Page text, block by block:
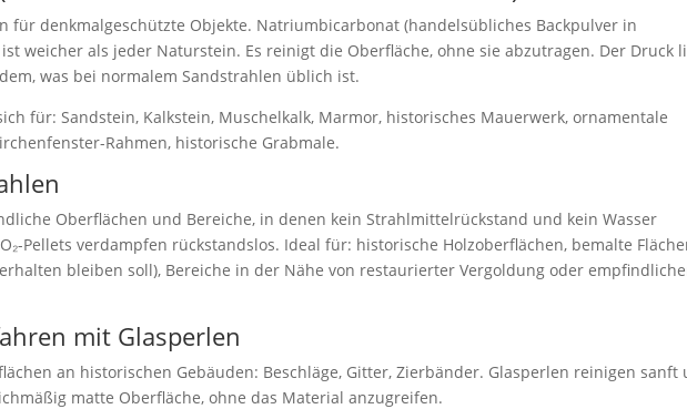
für denkmalgeschützte Objekte. Natriumbicarbonat (handelsübliches Backpulver in
weicher als jeder Naturstein. Es reinigt die Oberfläche, ohne sie abzutragen. Der Druck
was bei normalem Sandstrahlen üblich ist.
für: Sandstein, Kalkstein, Muschelkalk, Marmor, historisches Mauerwerk, ornamentale
Rahmen, historische Grabmale.
Oberflächen und Bereiche, in denen kein Strahlmittelrückstand und kein Wasser
Pellets verdampfen rückstandslos. Ideal für: historische Holzoberflächen, bemalte
bleiben soll), Bereiche in der Nähe von restaurierter Vergoldung oder
mit Glasperlen
an historischen Gebäuden: Beschläge, Gitter, Zierbänder. Glasperlen reinigen sanft
matte Oberfläche, ohne das Material anzugreifen.